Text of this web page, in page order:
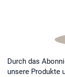
Durch das
unsere Produkte